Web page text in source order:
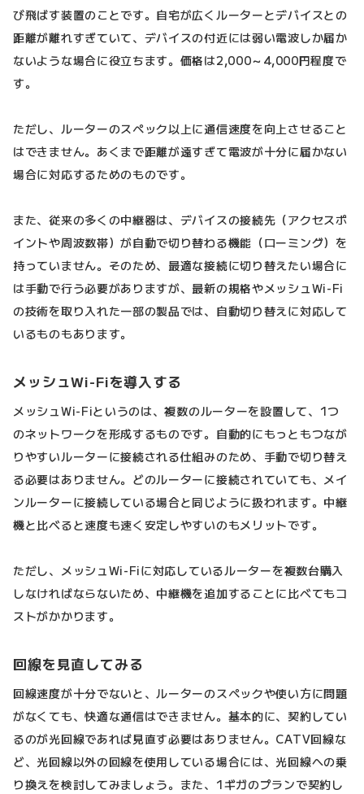
び飛ばす装置のことです。自宅が広くルーターとデバイスとの
距離が離れすぎていて、デバイスの付近には弱い電波しか届か
ないような場合に役立ちます。価格は2,000～4,000円程度で
す。
ただし、ルーターのスペック以上に通信速度を向上させること
はできません。あくまで距離が遠すぎて電波が十分に届かない
場合に対応するためのものです。
また、従来の多くの中継器は、デバイスの接続先（アクセスポ
イントや周波数帯）が自動で切り替わる機能（ローミング）を
持っていません。そのため、最適な接続に切り替えたい場合に
は手動で行う必要がありますが、最新の規格やメッシュWi-Fi
の技術を取り入れた一部の製品では、自動切り替えに対応して
いるものもあります。
メッシュWi-Fiを導入する
メッシュWi-Fiというのは、複数のルーターを設置して、1つ
のネットワークを形成するものです。自動的にもっともつなが
りやすいルーターに接続される仕組みのため、手動で切り替え
る必要はありません。どのルーターに接続されていても、メイ
ンルーターに接続している場合と同じように扱われます。中継
機と比べると速度も速く安定しやすいのもメリットです。
ただし、メッシュWi-Fiに対応しているルーターを複数台購入
しなければならないため、中継機を追加することに比べてもコ
ストがかかります。
回線を見直してみる
回線速度が十分でないと、ルーターのスペックや使い方に問題
がなくても、快適な通信はできません。基本的に、契約してい
るのが光回線であれば見直す必要はありません。CATV回線な
ど、光回線以外の回線を使用している場合には、光回線への乗
り換えを検討してみましょう。また、1ギガのプランで契約し